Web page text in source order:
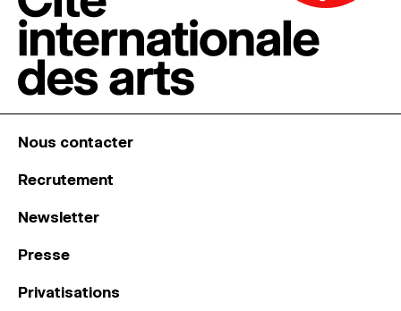
Nous contacter
Recrutement
Newsletter
Presse
Privatisations